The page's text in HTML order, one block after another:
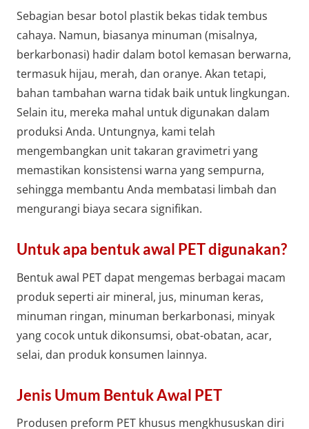
Sebagian besar botol plastik bekas tidak tembus
cahaya. Namun, biasanya minuman (misalnya,
berkarbonasi) hadir dalam botol kemasan berwarna,
termasuk hijau, merah, dan oranye. Akan tetapi,
bahan tambahan warna tidak baik untuk lingkungan.
Selain itu, mereka mahal untuk digunakan dalam
produksi Anda. Untungnya, kami telah
mengembangkan unit takaran gravimetri yang
memastikan konsistensi warna yang sempurna,
sehingga membantu Anda membatasi limbah dan
mengurangi biaya secara signifikan.
Untuk apa bentuk awal PET digunakan?
Bentuk awal PET dapat mengemas berbagai macam
produk seperti air mineral, jus, minuman keras,
minuman ringan, minuman berkarbonasi, minyak
yang cocok untuk dikonsumsi, obat-obatan, acar,
selai, dan produk konsumen lainnya.
Jenis Umum Bentuk Awal PET
Produsen preform PET khusus mengkhususkan diri